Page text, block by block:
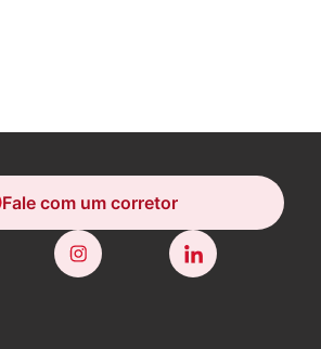
Fale com um corretor